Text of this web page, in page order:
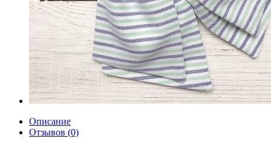
Описание
Отзывов (0)